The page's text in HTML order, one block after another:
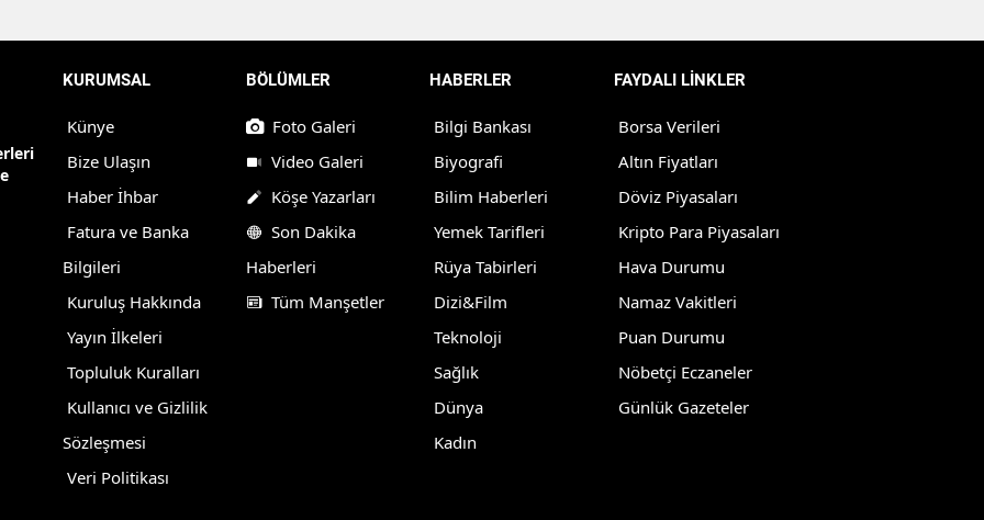
Yozgat
Aksaray
Bayburt
Karaman
Kırıkkale
Batman
Şırnak
KURUMSAL
Künye
Bize Ulaşın
Haber İhbar
Fatura ve Banka
Bilgileri
Kuruluş Hakkında
Yayın İlkeleri
Topluluk Kuralları
Kullanıcı ve Gizlilik
Sözleşmesi
Veri Politikası
BÖLÜMLER
Foto Galeri
Video Galeri
Köşe Yazarları
Son Dakika
Haberleri
Tüm Manşetler
HABERLER
Bilgi Bankası
Biyografi
Bilim Haberleri
Yemek Tarifleri
Rüya Tabirleri
Dizi&Film
Teknoloji
Sağlık
Dünya
Kadın
FAYDALI LİNKLER
Borsa Verileri
Altın Fiyatları
Döviz Piyasaları
Kripto Para Piyasaları
Hava Durumu
Namaz Vakitleri
Puan Durumu
Nöbetçi Eczaneler
Günlük Gazeteler